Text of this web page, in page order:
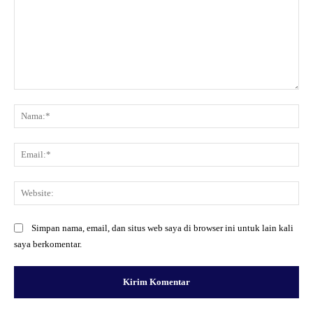
Simpan nama, email, dan situs web saya di browser ini untuk lain kali
saya berkomentar.